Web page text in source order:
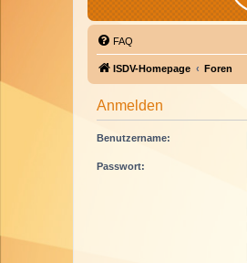
FAQ
ISDV-Homepage Foren
Anmelden
Benutzername:
Passwort: